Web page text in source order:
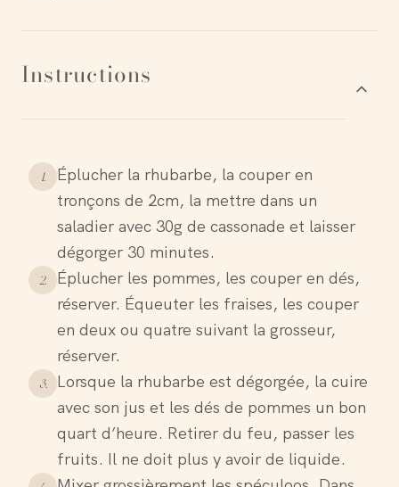
Instructions
1.
Éplucher la rhubarbe, la couper en
tronçons de 2cm, la mettre dans un
saladier avec 30g de cassonade et laisser
dégorger 30 minutes.
2.
Éplucher les pommes, les couper en dés,
réserver. Équeuter les fraises, les couper
en deux ou quatre suivant la grosseur,
réserver.
3.
Lorsque la rhubarbe est dégorgée, la cuire
avec son jus et les dés de pommes un bon
quart d’heure. Retirer du feu, passer les
fruits. Il ne doit plus y avoir de liquide.